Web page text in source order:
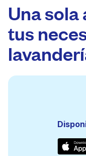
Una
tus